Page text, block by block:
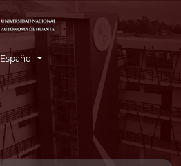
Cambiar el idioma. El idioma actual es:
Español